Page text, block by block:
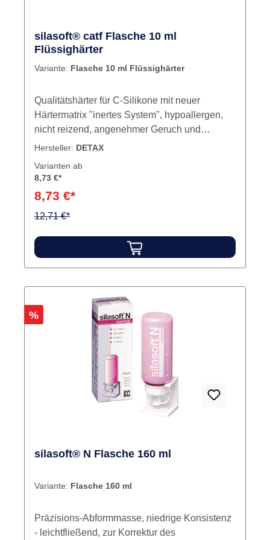
silasoft® catf Flasche 10 ml
Flüssighärter
Variante: Flasche 10 ml Flüssighärter
Qualitätshärter für C-Silikone mit neuer
Härtermatrix "inertes System", hypoallergen,
nicht reizend, angenehmer Geruch und
Geschmack. Blau eingefärbt, zur exakten
Inhalt 10 ml Flüssighärter
Hersteller: DETAX
Varianten ab
8,73 €*
8,73 €*
12,71 €*
Rabatt
%
silasoft® N Flasche 160 ml
Variante: Flasche 160 ml
Präzisions-Abformmasse, niedrige Konsistenz
- leichtfließend, zur Korrektur des